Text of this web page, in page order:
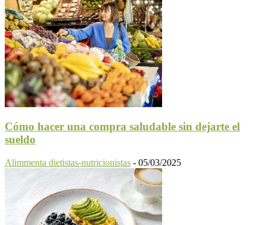
Cómo hacer una compra saludable sin dejarte el
sueldo
Alimmenta dietistas-nutricionistas - 05/03/2025